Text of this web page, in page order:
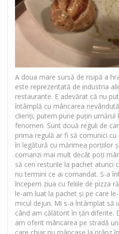
A doua mare sursă de risipă a
este reprezentată de industria
restaurante. E adevărat că nu
întâmplă cu mâncarea
clienți, putem pune puțin umărul
fenomen. Sunt două reguli de
prima regulă ar fi să comunici
în legătură cu mărimea porțiilor
comanzi mai mult decât poți
să ceri resturile la pachet atunci
nu termini ce ai comandat. S-a
începem ziua cu feliile de pizza
le-am luat la pachet și pe care
micul dejun. Mi s-a întâmplat să
când am călătorit în țări diferite.
am oferit mâncarea pe stradă
care chiar nu mâncase la prânz